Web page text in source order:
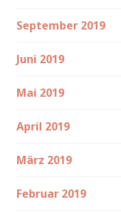
September 2019
Juni 2019
Mai 2019
April 2019
März 2019
Februar 2019